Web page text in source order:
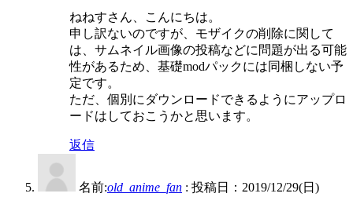
ねねすさん、こんにちは。
申し訳ないのですが、モザイクの削除に関して
は、サムネイル画像の投稿などに問題が出る可能
性があるため、基礎modパックには同梱しない予
定です。
ただ、個別にダウンロードできるようにアップロ
ードはしておこうかと思います。
返信
名前:old_anime_fan : 投稿日：2019/12/29(日)